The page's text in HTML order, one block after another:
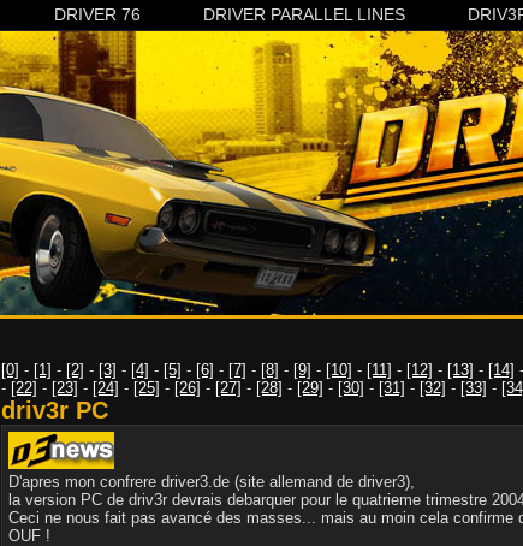
DRIVER PARALLEL LINES
DRIVER 76
[0] - [1] - [2] - [3] - [4] - [5] - [6] - [7] - [8] - [9] - [10] - [11] - [12] - [13] - [14] -
- [22] - [23] - [24] - [25] - [26] - [27] - [28] - [29] - [30] - [31] - [32] - [33] -
driv3r PC
D'apres mon confrere driver3.de (site allemand de driver3),
la version PC de driv3r devrais debarquer pour le quatrieme trimestre
Ceci ne nous fait pas avancé des masses... mais au moin cela confirme
OUF !